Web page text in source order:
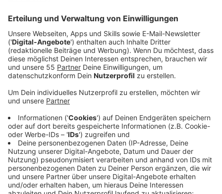
Rund fünf Jahre nach der Flutkatastrophe sehen
Experten weiter Nachholbedarf bei der
Krisenvorsorge. Die große Flut von 2021 hat auch im
Betroffen waren unter anderem Langenfeld, Haan-
Gruiten und Velbert, wo das Wasser an einigen Stellen
über die Ufer trat. Mitte Juli jährt sich die
Hochwasser-Katastrophe zum fünften Mal.
Anzeige
Viele Menschen nicht ausreichend vorbereitet